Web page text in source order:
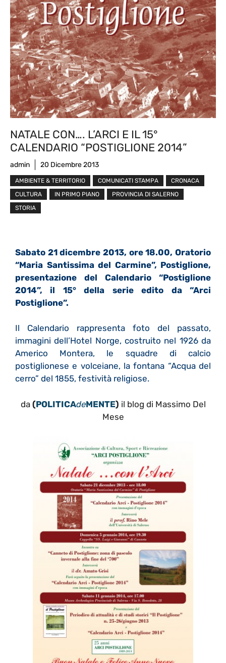
NATALE CON…. L’ARCI E IL 15°
CALENDARIO “POSTIGLIONE 2014”
admin 20 Dicembre 2013
AMBIENTE & TERRITORIO COMUNICATI STAMPA
CRONACA
CULTURA
IN PRIMO PIANO
PROVINCIA DI SALERNO
STORIA
Sabato 21 dicembre 2013, ore 18.00, Oratorio
“Maria Santissima del Carmine”, Postiglione,
presentazione del Calendario “Postiglione
2014”, il 15° della serie edito da “Arci
Postiglione”.
Il Calendario rappresenta foto del passato,
immagini dell’Hotel Norge, costruito nel 1926 da
Americo Montera, le squadre di calcio
postiglionese e volceiane, la fontana “Acqua del
cerro” del 1855, festività religiose.
da (POLITICAdeMENTE) il blog di Massimo Del
Mese